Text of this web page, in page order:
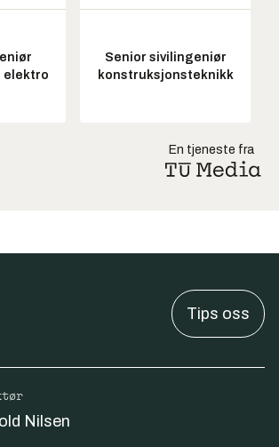
elektro
Senior sivilingeniør
konstruksjonsteknikk
En tjeneste fra
Tips oss
Nilsen